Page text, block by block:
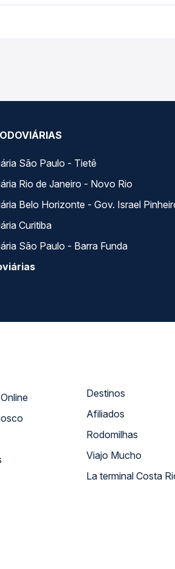
garante a melhor oferta para o seu
São Paulo - Tietê
Rio de Janeiro - Novo Rio
Belo Horizonte - Gov. Israel
Curitiba
São Paulo - Barra Funda
Atendimento Online
Destinos
Afiliados
Rodomilhas
Viajo Mucho
La